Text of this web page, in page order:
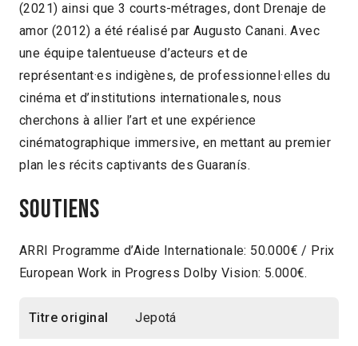
(2021) ainsi que 3 courts-métrages, dont Drenaje de
amor (2012) a été réalisé par Augusto Canani. Avec
une équipe talentueuse d’acteurs et de
représentant·es indigènes, de professionnel·elles du
cinéma et d’institutions internationales, nous
cherchons à allier l’art et une expérience
cinématographique immersive, en mettant au premier
plan les récits captivants des Guaranís.
Soutiens
ARRI Programme d’Aide Internationale: 50.000€ / Prix
European Work in Progress Dolby Vision: 5.000€.
Titre original Jepotá